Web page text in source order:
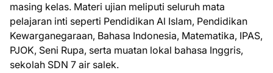
masing kelas. Materi ujian meliputi seluruh mata
pelajaran inti seperti Pendidikan Al Islam, Pendidikan
Kewarganegaraan, Bahasa Indonesia, Matematika, IPAS,
PJOK, Seni Rupa, serta muatan lokal bahasa Inggris,
sekolah SDN 7 air salek.